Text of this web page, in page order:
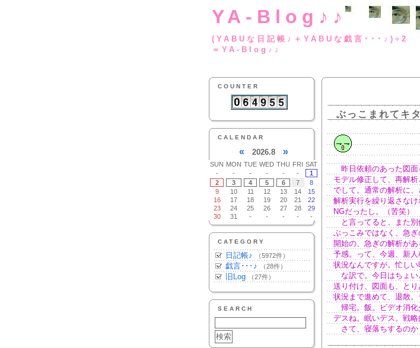
YA-Blog♪♪
(YABUな日記帳♪＋
＝YA-Blog♪♪
COUNTER
CALENDAR
« 2026.8 »
SUN MON TUE WED THU FRI SAT
-
- - - - -
1
2
3 4 5 6 7
8
9
10 11 12 13 14
15
16
17 18 19 20 21
22
23
24 25 26 27 28
29
30
31 - - - - -
CATEGORY
日記帳♪ （5972件）
戯言･･･♪ （28件）
旧Log （27件）
SEARCH
ぶっこまれてキ
昨日依頼のあった図面
モデル修正して、再解
でして。通常の解析に
解析実行を繰り返さな
NGだったし。（苦笑）
と言ってると、また別
ぶっこみではなく、急
開始の、急ぎの解析が
予感。って、今週、新
状況なんですが。忙しい
な訳で。今日はちょい
送り付け、図面も、と
状況まで進めて、退散
帰宅。飯。ビデオ消化
デスね。眠いデス。戦略
さて、寝落ちするのか